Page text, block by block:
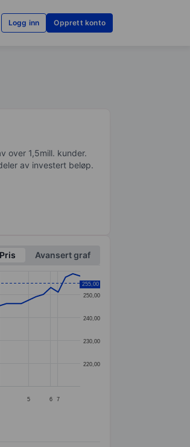
Logg inn Opprett konto
over 1,5mill. kunder.
av investert beløp.
Pris
Avansert graf
5 6 7
220,00
230,00
240,00
250,00
255,00